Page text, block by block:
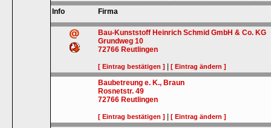
Info
Firma
Bau-Kunststoff Heinrich Schmid GmbH & Co. KG
Grundweg 10
72766 Reutlingen
[ Eintrag bestätigen ] |[ Eintrag ändern ]
Baubetreung e. K., Braun
Rosnetstr. 49
72766 Reutlingen
[ Eintrag bestätigen ] |[ Eintrag ändern ]